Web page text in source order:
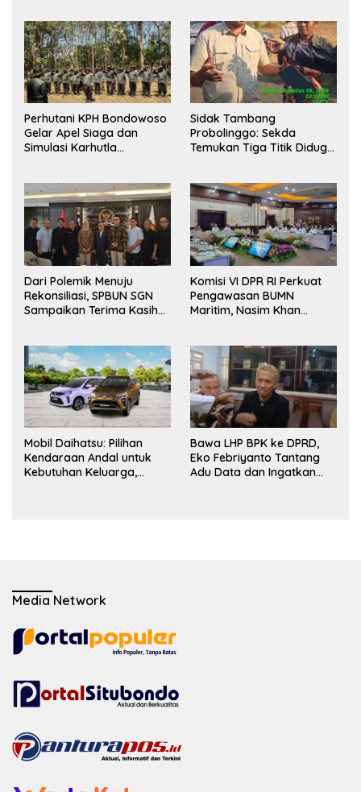
Perhutani KPH Bondowoso
Gelar Apel Siaga dan
Simulasi Karhutla
Kesiapsiagaan Personel
Sidak Tambang
Probolinggo: Sekda
Temukan Tiga Titik Diduga
Dari Polemik Menuju
Rekonsiliasi, SPBUN SGN
Sampaikan Terima Kasih
Perselisihan
Komisi VI DPR RI Perkuat
Pengawasan BUMN
Maritim, Nasim Khan
Mobil Daihatsu: Pilihan
Kendaraan Andal untuk
Kebutuhan Keluarga,
Bawa LHP BPK ke DPRD,
Eko Febriyanto Tantang
Adu Data dan Ingatkan
Media Network